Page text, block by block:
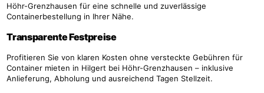
Höhr-Grenzhausen für eine schnelle und zuverlässige
Containerbestellung in Ihrer Nähe.
Transparente Festpreise
Profitieren Sie von klaren Kosten ohne versteckte Gebühren für
Container mieten in Hilgert bei Höhr-Grenzhausen – inklusive
Anlieferung, Abholung und ausreichend Tagen Stellzeit.